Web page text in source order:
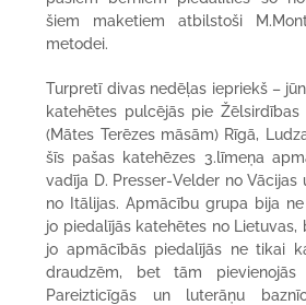
šiem maketiem atbilstoši
metodei.
Turpretī divas nedēļas iepriekš –
katehētes pulcējās pie Žēlsirdības
(Mātes Terēzes māsām) Rīgā,
šīs pašas katehēzes 3.līmeņa
vadīja D. Presser-Velder no Vācijas
no Itālijas. Apmācību grupa bija
jo piedalījās katehētes no Lietuvas,
jo apmācībās piedalījās ne tikai
draudzēm, bet tām
Pareizticīgās un luterāņu